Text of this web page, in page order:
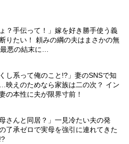
？手伝って！」嫁を好き勝手使う義
りたい！ 頼みの綱の夫はまさかの無
悪の結末に…
し系って俺のこと!?」妻のSNSで知
映えのためなら家族は二の次？ イン
の本性に夫が限界寸前！
さんと同居？」一見冷たい夫の発
了承ゼロで実母を強引に連れてきた